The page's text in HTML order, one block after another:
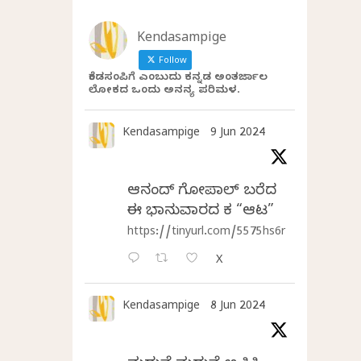
Kendasampige
Follow
ಕೆಂಡಸಂಪಿಗೆ ಎಂಬುದು ಕನ್ನಡ ಅಂತರ್ಜಾಲ
ಲೋಕದ ಒಂದು ಅನನ್ಯ ಪರಿಮಳ.
Kendasampige 9 Jun 2024
ಆನಂದ್‌ ಗೋಪಾಲ್‌ ಬರೆದ
ಈ ಭಾನುವಾರದ ಕತೆ “ಆಟ”
https://tinyurl.com/5575hs6r
X
Kendasampige 8 Jun 2024